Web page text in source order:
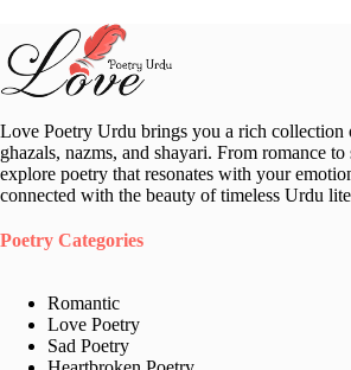
Love Poetry Urdu brings you a rich collection
ghazals, nazms, and shayari. From romance to
explore poetry that resonates with your
connected with the beauty of timeless Urdu
Poetry Categories
Romantic
Love Poetry
Sad Poetry